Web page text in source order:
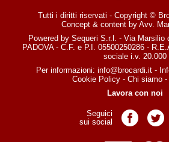
Tutti i diritti riservati - Copyright ©
Concept & content by Avv.
Powered by Sequeri S.r.l. - Via Marsilio
PADOVA - C.F. e P.I. 05500250286 -
sociale i.v. 20.000
Per informazioni: info@brocardi.it-
Cookie Policy - Chi siamo -
Lavora con noi
Seguici
sui social
Pagina